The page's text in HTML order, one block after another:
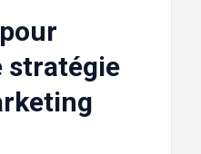
stratégie